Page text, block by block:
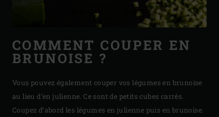
COMMENT COUPER EN
BRUNOISE ?
Vous pouvez également couper vos légumes en brunoise
au lieu d’en julienne. Ce sont de petits cubes carrés.
Coupez d’abord les légumes en julienne puis en brunoise.